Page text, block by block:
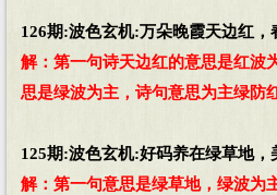
126期:波色玄机:万朵晚霞天边红，
解：第一句诗天边红的意思是红波
思是绿波为主，诗句意思为主绿防
125期:波色玄机:好码养在绿草地，
解：第一句意思是绿草地，绿波为